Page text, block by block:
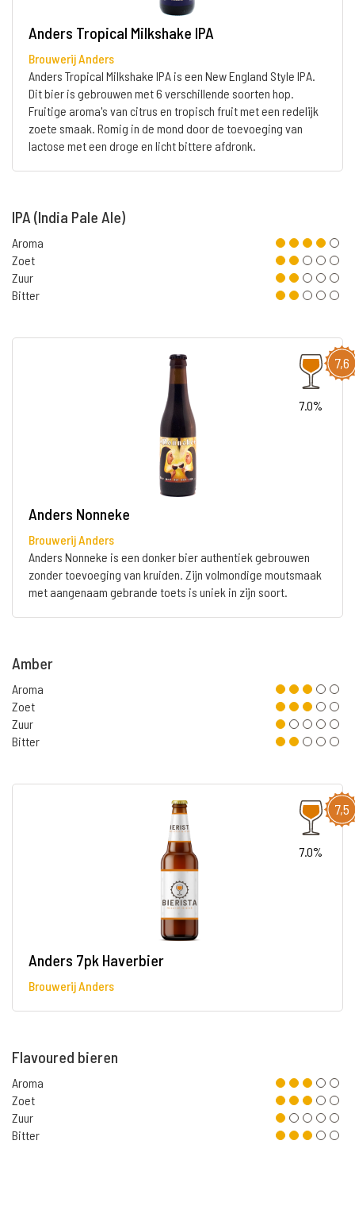
Anders Tropical Milkshake IPA
Brouwerij Anders
Anders Tropical Milkshake IPA is een New England Style IPA.
Dit bier is gebrouwen met 6 verschillende soorten hop.
Fruitige aroma's van citrus en tropisch fruit met een redelijk
zoete smaak. Romig in de mond door de toevoeging van
lactose met een droge en licht bittere afdronk.
IPA (India Pale Ale)
Aroma
Zoet
Zuur
Bitter
7,6
7.0%
Anders Nonneke
Brouwerij Anders
Anders Nonneke is een donker bier authentiek gebrouwen
zonder toevoeging van kruiden. Zijn volmondige moutsmaak
met aangenaam gebrande toets is uniek in zijn soort.
Amber
Aroma
Zoet
Zuur
Bitter
7,5
7.0%
Anders 7pk Haverbier
Brouwerij Anders
Flavoured bieren
Aroma
Zoet
Zuur
Bitter